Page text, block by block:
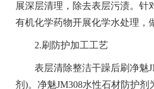
展深层清理，除去表层污渍。针
有机化学药物开展化学水处理，
2.刷防护加工工艺
表层清除整洁干躁后刷净魅
剂)。净魅JM308水性石材防护